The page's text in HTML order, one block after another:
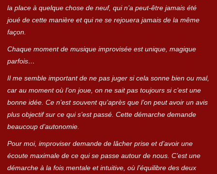
la place à quelque chose de neuf, qui n’a peut-être jamais été
joué de cette manière et qui ne se rejouera jamais de la même
façon.
Chaque moment de musique improvisée est unique, magique
parfois…
Il me semble important de ne pas juger si cela sonne bien ou mal,
car au moment où l’on joue, on ne sait pas toujours si c’est une
bonne idée. Ce n’est souvent qu’après que l’on peut avoir un avis
plus objectif sur ce qui s’est passé. Cette démarche demande
beaucoup d’autonomie.
Pour moi, improviser demande de lâcher prise et d’avoir une
écoute maximale de ce qui se passe autour de nous. C’est une
démarche à la fois mentale et intuitive, où l’équilibre des deux